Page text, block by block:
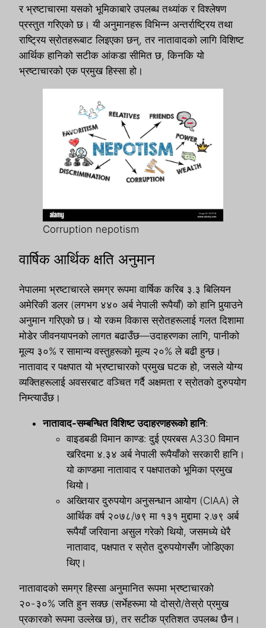
र भ्रष्टाचारमा यसको भूमिकाबारे उपलब्ध तथ्यांक र विश्लेषण
प्रस्तुत गरिएको छ। यी अनुमानहरू विभिन्न अन्तर्राष्ट्रिय तथा
राष्ट्रिय स्रोतहरूबाट लिइएका छन्, तर नातावादको लागि विशिष्ट
आर्थिक हानिको सटीक आंकडा सीमित छ, किनकि यो
भ्रष्टाचारको एक प्रमुख हिस्सा हो।
Corruption nepotism
वार्षिक आर्थिक क्षति अनुमान
नेपालमा भ्रष्टाचारले समग्र रूपमा वार्षिक करिब ३.३ बिलियन
अमेरिकी डलर (लगभग ४४० अर्ब नेपाली रूपैयाँ) को हानि पुर्‍याउने
अनुमान गरिएको छ। यो रकम विकास स्रोतहरूलाई गलत दिशामा
मोडेर जीवनयापनको लागत बढाउँछ—उदाहरणका लागि, पानीको
मूल्य ३०% र सामान्य वस्तुहरूको मूल्य २०% ले बढी हुन्छ।
नातावाद र पक्षपात यो भ्रष्टाचारको प्रमुख घटक हो, जसले योग्य
व्यक्तिहरूलाई अवसरबाट वञ्चित गर्दै अक्षमता र स्रोतको दुरुपयोग
निम्त्याउँछ।
नातावाद-सम्बन्धित विशिष्ट उदाहरणहरूको हानि:
वाइडबडी विमान काण्ड: दुई एयरबस A330 विमान
खरिदमा ४.३४ अर्ब नेपाली रूपैयाँको सरकारी हानि।
यो काण्डमा नातावाद र पक्षपातको भूमिका प्रमुख
थियो।
अख्तियार दुरुपयोग अनुसन्धान आयोग (CIAA) ले
आर्थिक वर्ष २०७८/७९ मा १३१ मुद्दामा २.७९ अर्ब
रूपैयाँ जरिवाना असुल गरेको थियो, जसमध्ये धेरै
नातावाद, पक्षपात र स्रोत दुरुपयोगसँग जोडिएका
थिए।
नातावादको समग्र हिस्सा अनुमानित रूपमा भ्रष्टाचारको
२०-३०% जति हुन सक्छ (सर्भेहरूमा यो दोस्रो/तेस्रो प्रमुख
प्रकारको रूपमा उल्लेख छ), तर सटीक प्रतिशत उपलब्ध छैन।